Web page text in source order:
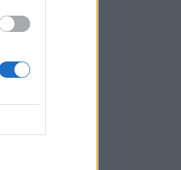
Anstalten
Anstalten
Barn- och
Göteborg